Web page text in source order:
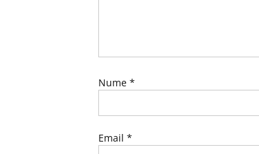
Nume *
Email *